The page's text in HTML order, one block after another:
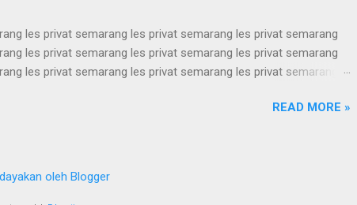
les privat semarang les privat semarang les privat semarang
les privat semarang les privat semarang les privat semarang
les privat semarang les privat semarang les privat semarang
les privat semarang les privat semarang les privat semarang
les privat semarang les privat semarang les privat se...
READ MORE »
oleh Blogger